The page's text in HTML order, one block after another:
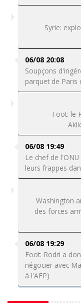
Syrie:
06/08 20:08
Soupçons
parquet de Paris
Foot: le
06/08 19:49
Le chef de
leurs frappes
Washington
des forces
06/08 19:29
Foot: Rodri a
négocier avec
à l'AFP)